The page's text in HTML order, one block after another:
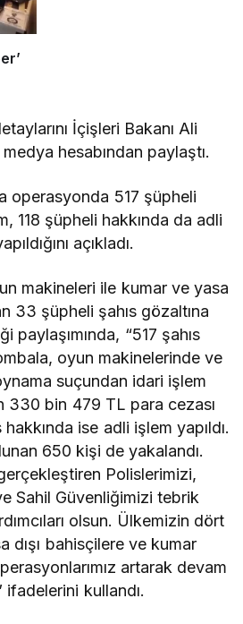
İçişleri Bakanı Ali
hesabından paylaştı.
operasyonda 517 şüpheli
118 şüpheli hakkında da adli
açıkladı.
makineleri ile kumar ve yasa
33 şüpheli şahıs gözaltına
paylaşımında, “517 şahıs
oyun makinelerinde ve
suçundan idari işlem
330 bin 479 TL para cezası
hakkında ise adli işlem yapıldı.
650 kişi de yakalandı.
Polislerimizi,
Sahil Güvenliğimizi tebrik
olsun. Ülkemizin dört
dışı bahisçilere ve kumar
artarak devam
ifadelerini kullandı.